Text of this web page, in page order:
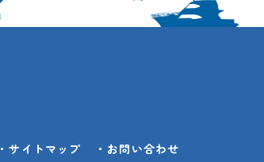
・サイトマップ
・お問い合わせ